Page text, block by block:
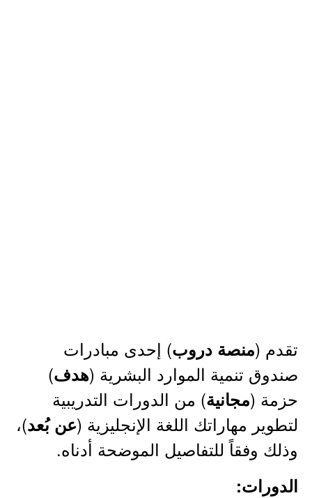
تقدم (منصة دروب) إحدى مبادرات
صندوق تنمية الموارد البشرية (هدف)
حزمة (مجانية) من الدورات التدريبية
لتطوير مهاراتك اللغة الإنجليزية (عن بُعد)،
وذلك وفقاً للتفاصيل الموضحة أدناه.
الدورات: